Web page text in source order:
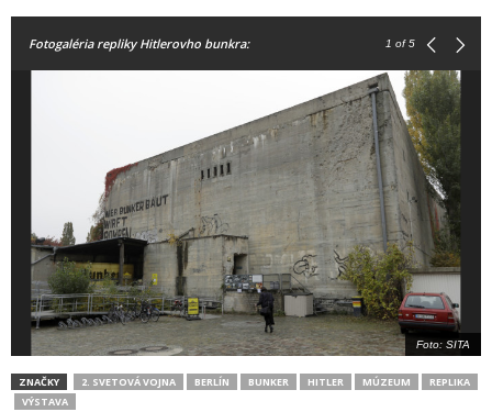
Fotogaléria repliky Hitlerovho bunkra: 1 of 5
Foto: SITA
ZNAČKY 2. SVETOVÁ VOJNA BERLÍN BUNKER HITLER MÚZEUM
REPLIKA
VÝSTAVA